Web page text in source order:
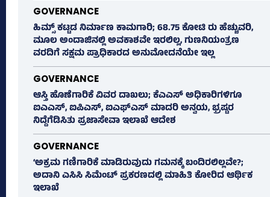
GOVERNANCE
ಹಿಮ್ಸ್‌ ಕಟ್ಟಡ ನಿರ್ಮಾಣ ಕಾಮಗಾರಿ; 68.75 ಕೋಟಿ ರು ಹೆಚ್ಚುವರಿ,
ಮೂಲ ಅಂದಾಜಿನಲ್ಲಿ ಅವಕಾಶವೇ ಇರಲಿಲ್ಲ, ಗುಣನಿಯಂತ್ರಣ
ವರದಿಗೆ ಸಕ್ಷಮ ಪ್ರಾಧಿಕಾರದ ಅನುಮೋದನೆಯೇ ಇಲ್ಲ
GOVERNANCE
ಆಸ್ತಿ ಹೊಣೆಗಾರಿಕೆ ವಿವರ ದಾಖಲು; ಕೆಎಎಸ್ ಅಧಿಕಾರಿಗಳಿಗೂ
ಐಎಎಸ್‌, ಐಪಿಎಸ್‌, ಐಎಫ್‌ಎಸ್‌ ಮಾದರಿ ಅನ್ವಯ, ಭ್ರಷ್ಟರ
ನಿದ್ದೆಗೆಡಿಸಿತು ಪ್ರಜಾಸೇವಾ ಇಲಾಖೆ ಆದೇಶ
GOVERNANCE
‘ಅಕ್ರಮ ಗಣಿಗಾರಿಕೆ ಮಾಡಿರುವುದು ಗಮನಕ್ಕೆ ಬಂದಿರಲಿಲ್ಲವೇ?;
ಅದಾನಿ ಎಸಿಸಿ ಸಿಮೆಂಟ್ ಪ್ರಕರಣದಲ್ಲಿ ಮಾಹಿತಿ ಕೋರಿದ ಆರ್ಥಿಕ
ಇಲಾಖೆ